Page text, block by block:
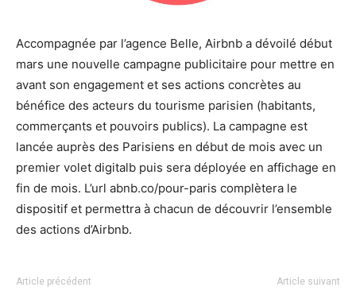
Accompagnée par l’agence Belle, Airbnb a dévoilé début
mars une nouvelle campagne publicitaire pour mettre en
avant son engagement et ses actions concrètes au
bénéfice des acteurs du tourisme parisien (habitants,
commerçants et pouvoirs publics). La campagne est
lancée auprès des Parisiens en début de mois avec un
premier volet digitalb puis sera déployée en affichage en
fin de mois. L’url abnb.co/pour-paris complètera le
dispositif et permettra à chacun de découvrir l’ensemble
des actions d’Airbnb.
Article précédent Article suivant